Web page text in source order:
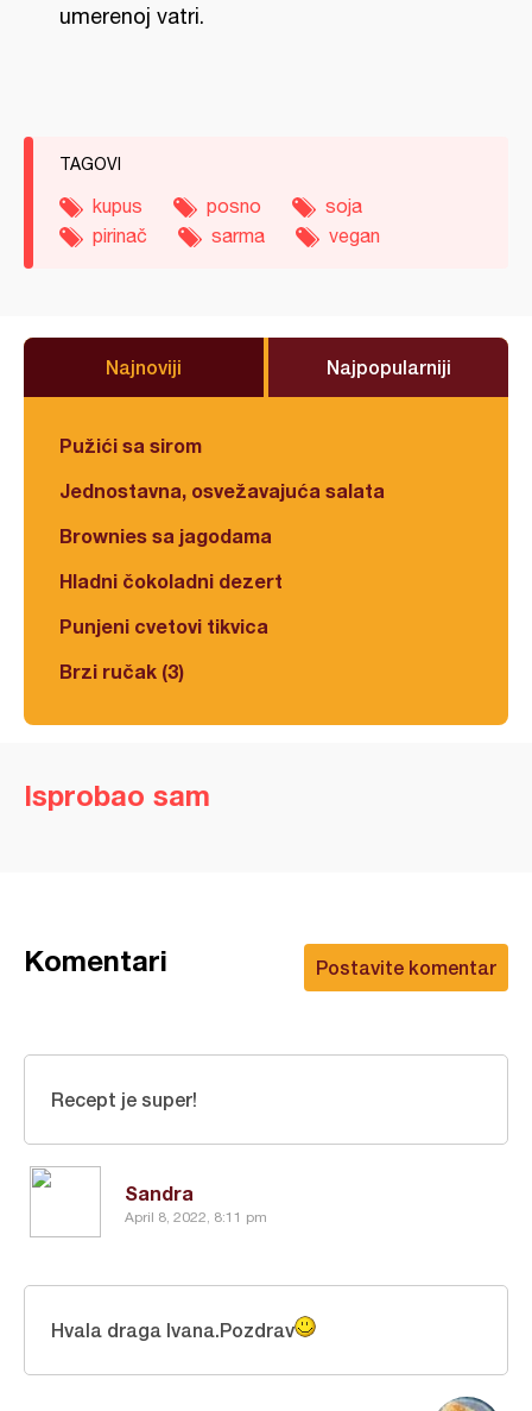
umerenoj vatri.
TAGOVI
kupus posno
soja
pirinač
sarma vegan
Najnoviji Najpopularniji
Pužići sa sirom
Jednostavna, osvežavajuća salata
Brownies sa jagodama
Hladni čokoladni dezert
Punjeni cvetovi tikvica
Brzi ručak (3)
Isprobao sam
Postavite komentar
Komentari
Sandra
April 8, 2022, 8:11 pm
Recept je super!
Hvala draga Ivana.Pozdrav